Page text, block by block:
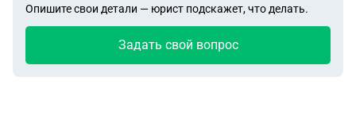
Опишите свои детали — юрист подскажет, что делать.
Задать свой вопрос